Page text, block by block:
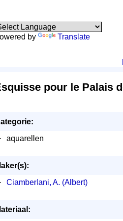
by Translate
pour le Palais
·
aquarellen
·
Ciamberlani, A. (Albert)